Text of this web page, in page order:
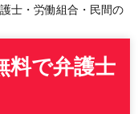
士・労働組合・民間の
料で弁護士